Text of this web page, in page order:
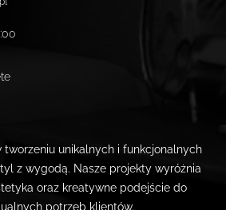
tworzeniu unikalnych i funkcjonalnych
z wygodą. Nasze projekty wyróżnia
oraz kreatywne podejście do
potrzeb klientów.